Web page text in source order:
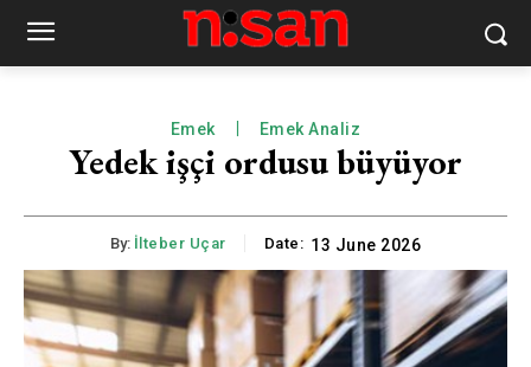
Emek Emek Analiz
Yedek işçi ordusu büyüyor
By: İlteber Uçar Date: 13 June 2026